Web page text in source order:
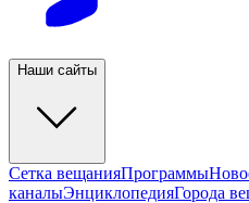
Наши сайты
Сетка вещанияПрограммы
каналыЭнциклопедияГорода